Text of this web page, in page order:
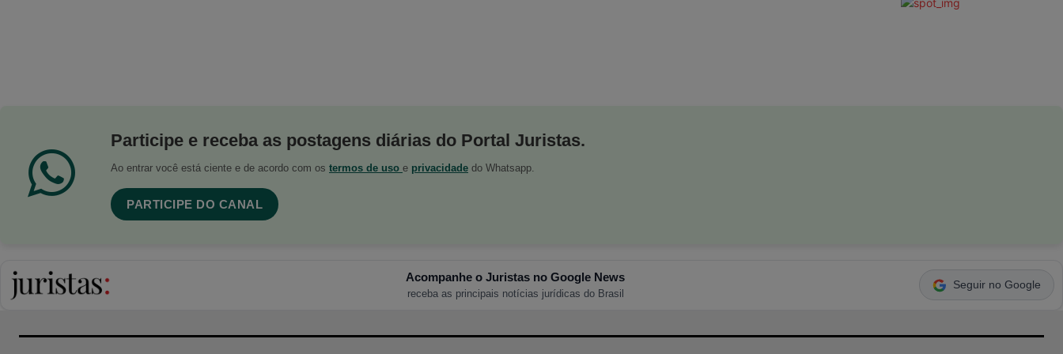
Participe e receba as postagens diárias do Portal Juristas.
Ao entrar você está ciente e de acordo com os termos de uso e privacidade do Whatsapp.
PARTICIPE DO CANAL
Acompanhe o Juristas no Google News
receba as principais notícias jurídicas do Brasil
Seguir no Google